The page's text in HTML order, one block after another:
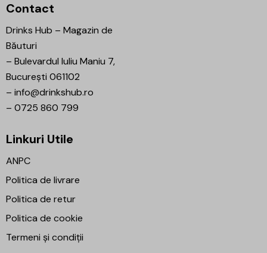
Contact
Drinks Hub – Magazin de
Băuturi
– Bulevardul Iuliu Maniu 7,
București 061102
– info@drinkshub.ro
– 0725 860 799
Linkuri Utile
ANPC
Politica de livrare
Politica de retur
Politica de cookie
Termeni și condiții